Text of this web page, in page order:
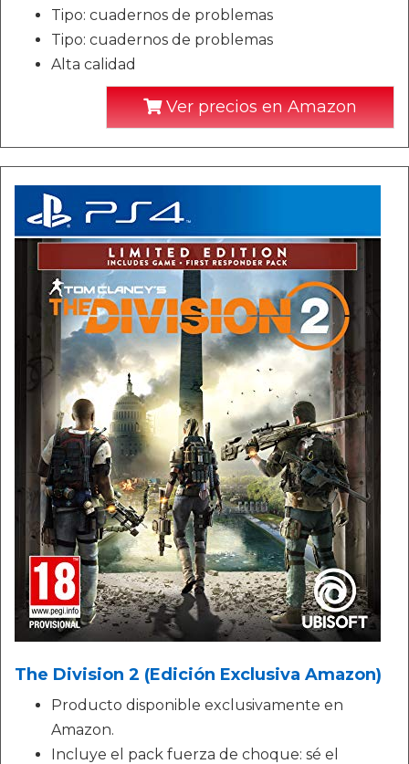
Tipo: cuadernos de problemas
Tipo: cuadernos de problemas
Alta calidad
Ver precios en Amazon
The Division 2 (Edición Exclusiva Amazon)
Producto disponible exclusivamente en
Amazon.
Incluye el pack fuerza de choque: sé el